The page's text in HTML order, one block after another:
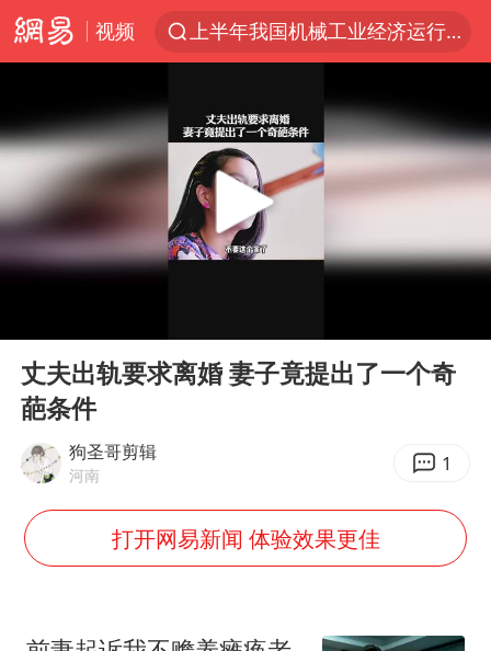
视频
上半年我国机械工业经济运行稳中有进
国防部回应日本试射“战斧”导弹
A股三大股指收涨
泰国枪击案凶手先杀祖父母后行凶
“新疆阿勒泰八月能滑雪”不实
Play
丈夫出轨要求离婚 妻子竟提出了一个奇
葩条件
狗圣哥剪辑
河南 1
打开网易新闻 体验效果更佳